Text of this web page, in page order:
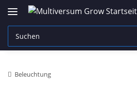
Beleuchtung